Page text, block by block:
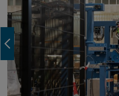
Navigation Previous